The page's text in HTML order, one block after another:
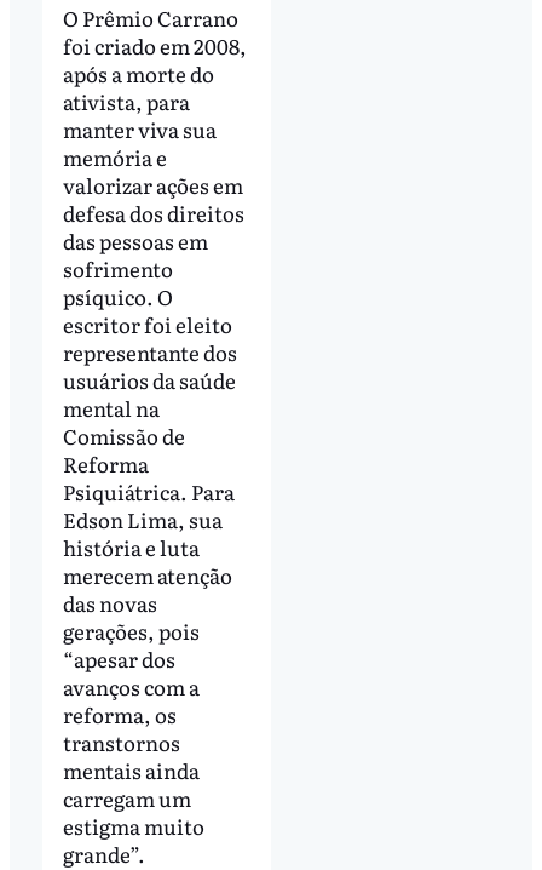
O Prêmio Carrano
foi criado em 2008,
após a morte do
ativista, para
manter viva sua
memória e
valorizar ações em
defesa dos direitos
das pessoas em
sofrimento
psíquico. O
escritor foi eleito
representante dos
usuários da saúde
mental na
Comissão de
Reforma
Psiquiátrica. Para
Edson Lima, sua
história e luta
merecem atenção
das novas
gerações, pois
“apesar dos
avanços com a
reforma, os
transtornos
mentais ainda
carregam um
estigma muito
grande”.